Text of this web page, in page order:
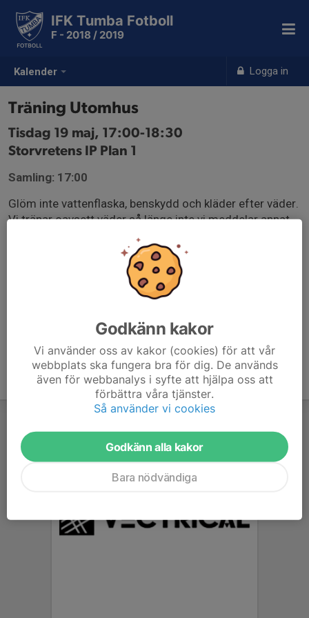
Kalender Logga in
IFK Tumba Fotboll
F - 2018 / 2019
Träning Utomhus
Tisdag 19 maj, 17:00-18:30
Storvretens IP Plan 1
Samling: 17:00
Glöm inte vattenflaska, benskydd och kläder efter väder.
Vi tränar oavsett väder så länge inte vi meddelar annat.
Godkänn kakor
Vi använder oss av kakor (cookies) för att vår
webbplats ska fungera bra för dig. De används
även för webbanalys i syfte att hjälpa oss att
förbättra våra tjänster.
Så använder vi cookies
Godkänn alla kakor
Bara nödvändiga